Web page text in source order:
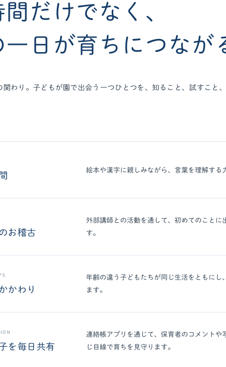
だけでなく、
日が育ちにつなが
わり。子どもが園で出会う一つひとつを、知ること、試すこと
絵本や漢字に親しみながら、言葉を理解する
お稽古
外部講師との活動を通して、初めてのこと
す。
かわり
年齢の違う子どもたちが同じ生活をともに
ます。
を毎日共有
連絡帳アプリを通じて、保育者のコメントや
じ目線で育ちを見守ります。